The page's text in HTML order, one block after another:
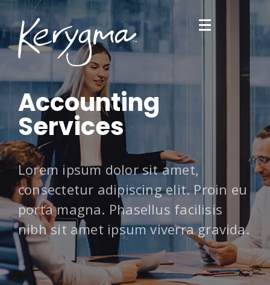
Accounting
Services
Lorem ipsum dolor sit amet,
consectetur adipiscing elit. Proin eu
porta magna. Phasellus facilisis
nibh sit amet ipsum viverra gravida.